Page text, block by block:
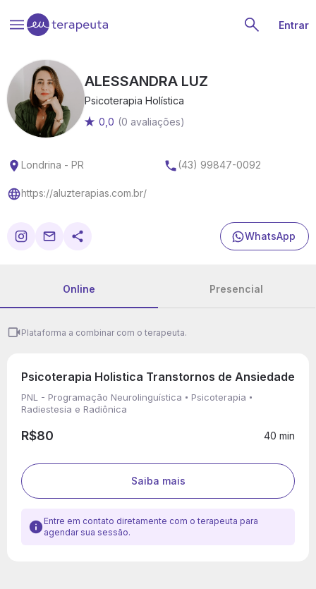
Entrar
ALESSANDRA LUZ
Psicoterapia Holística
0,0 (0 avaliações)
Londrina - PR (43) 99847-0092
https://aluzterapias.com.br/
WhatsApp
Online Presencial
Plataforma a combinar com o terapeuta.
Psicoterapia Holistica Transtornos de Ansiedade
PNL - Programação Neurolinguística
Psicoterapia
Radiestesia e Radiônica
R$80 40 min
Saiba mais
Entre em contato diretamente com o terapeuta para
agendar sua sessão.